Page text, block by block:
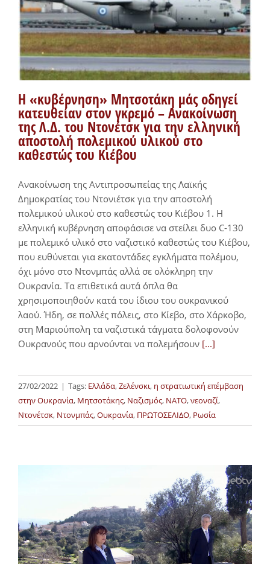
Η «κυβέρνηση» Μητσοτάκη μάς οδηγεί
κατευθείαν στον γκρεμό – Ανακοίνωση
της Λ.Δ. του Ντονέτσκ για την ελληνική
αποστολή πολεμικού υλικού στο
καθεστώς του Κιέβου
Ανακοίνωση της Αντιπροσωπείας της Λαϊκής
Δημοκρατίας του Ντονιέτσκ για την αποστολή
πολεμικού υλικού στο καθεστώς του Κιέβου 1. Η
ελληνική κυβέρνηση αποφάσισε να στείλει δυο C-130
με πολεμικό υλικό στο ναζιστικό καθεστώς του Κιέβου,
που ευθύνεται για εκατοντάδες εγκλήματα πολέμου,
όχι μόνο στο Ντονμπάς αλλά σε ολόκληρη την
Ουκρανία. Τα επιθετικά αυτά όπλα θα
χρησιμοποιηθούν κατά του ίδιου του ουκρανικού
λαού. Ήδη, σε πολλές πόλεις, στο Κίεβο, στο Χάρκοβο,
στη Μαριούπολη τα ναζιστικά τάγματα δολοφονούν
Ουκρανούς που αρνούνται να πολεμήσουν [...]
27/02/2022 | Tags: Ελλάδα,Ζελένσκι, η στρατιωτική επέμβαση
στην Ουκρανία, Μητσοτάκης, Ναζισμός, ΝΑΤΟ,νεοναζί,
Ντονέτσκ, Ντονμπάς,Ουκρανία, ΠΡΩΤΟΣΕΛΙΔΟ, Ρωσία